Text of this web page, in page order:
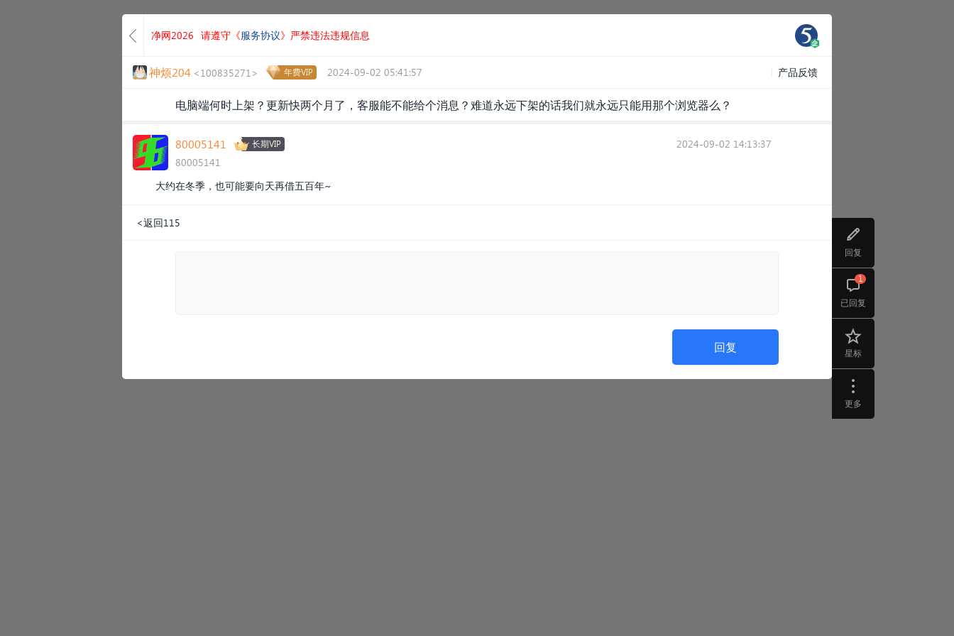
回复
已回复
1
星标
更多
净网2026 请遵守《服务协议》严禁违法违规信息
神烦204 <100835271> 年费VIP 2024-09-02 05:41:57 产品反馈
电脑端何时上架？更新快两个月了，客服能不能给个消息？难道永远下架的话我们就永远只能用那个浏览器么？
80005141 长期VIP
80005141
2024-09-02 14:13:37
大约在冬季，也可能要向天再借五百年~
<返回115
回复